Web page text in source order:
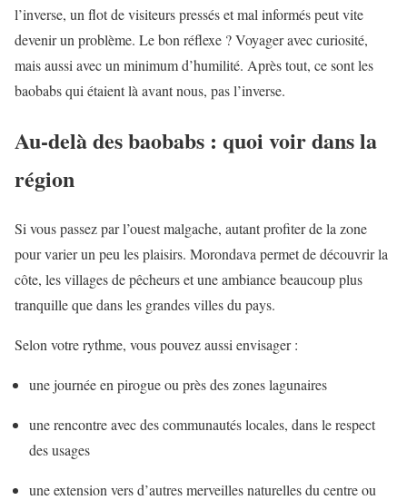
l’inverse, un flot de visiteurs pressés et mal informés peut vite
devenir un problème. Le bon réflexe ? Voyager avec curiosité,
mais aussi avec un minimum d’humilité. Après tout, ce sont les
baobabs qui étaient là avant nous, pas l’inverse.
Au-delà des baobabs : quoi voir dans la
région
Si vous passez par l’ouest malgache, autant profiter de la zone
pour varier un peu les plaisirs. Morondava permet de découvrir la
côte, les villages de pêcheurs et une ambiance beaucoup plus
tranquille que dans les grandes villes du pays.
Selon votre rythme, vous pouvez aussi envisager :
une journée en pirogue ou près des zones lagunaires
une rencontre avec des communautés locales, dans le respect
des usages
une extension vers d’autres merveilles naturelles du centre ou